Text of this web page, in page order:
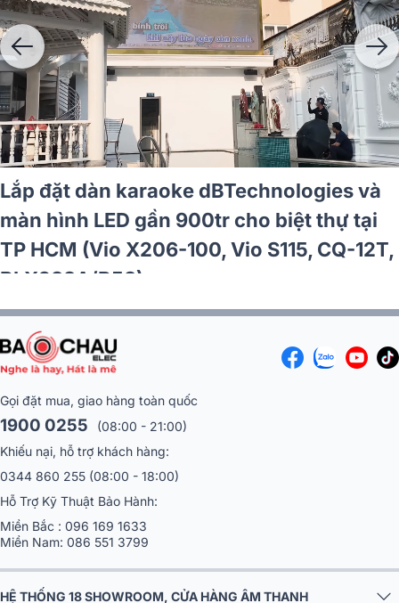
Lắp đặt dàn karaoke dBTechnologies và
màn hình LED gần 900tr cho biệt thự tại
TP HCM (Vio X206-100, Vio S115, CQ-12T,
BLX288A/B58)
Gọi đặt mua, giao hàng toàn quốc
1900 0255
(08:00 - 21:00)
Khiếu nại, hỗ trợ khách hàng:
0344 860 255 (08:00 - 18:00)
Hỗ Trợ Kỹ Thuật Bảo Hành:
Miền Bắc : 096 169 1633
Miền Nam: 086 551 3799
HỆ THỐNG 18 SHOWROOM, CỬA HÀNG ÂM THANH